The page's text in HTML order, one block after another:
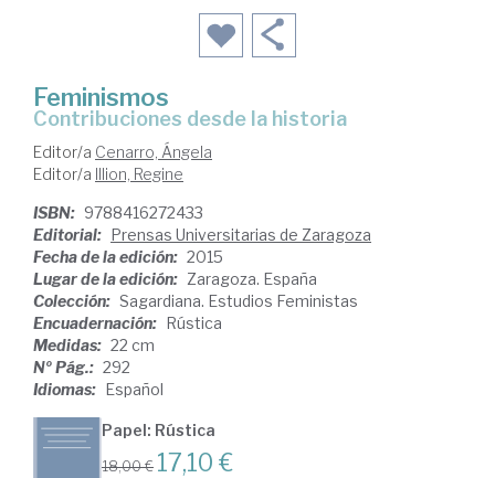
Feminismos
contribuciones desde la historia
Editor/a Cenarro, Ángela
Editor/a Illion, Regine
ISBN: 9788416272433
Editorial: Prensas Universitarias de Zaragoza
Fecha de la edición: 2015
Lugar de la edición: Zaragoza. España
Colección: Sagardiana. Estudios Feministas
Encuadernación: Rústica
Medidas: 22 cm
Nº Pág.: 292
Idiomas: Español
Papel: Rústica
18,00 € 17,10 €